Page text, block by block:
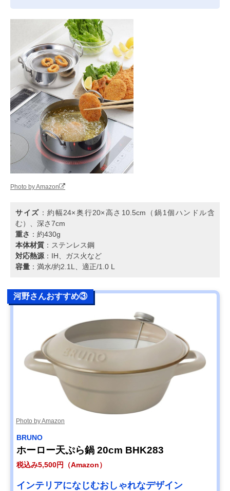
Photo by Amazon
サイズ ：約幅24×奥行20×高さ10.5cm（鍋1個ハンドル含
む）、深さ7cm
重さ ：約430g
本体材質 ：ステンレス鋼
対応熱源 ：IH、ガス火など
容量 ：満水/約2.1L、適正/1.0 L
河野さんおすすめ③
Photo by Amazon
BRUNO
ホーロー天ぷら鍋 20cm BHK283
税込み5,500円（Amazon）
インテリアになじむおしゃれなデザイン